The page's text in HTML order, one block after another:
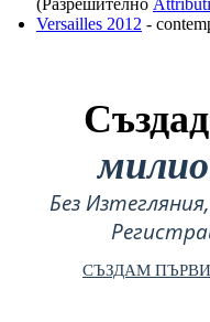
(Разрешително
Versailles 2012 -
Без
СЪЗДАМ